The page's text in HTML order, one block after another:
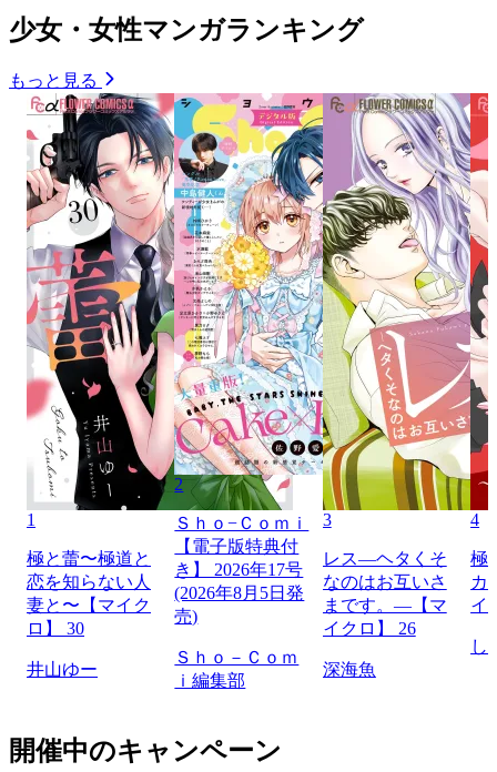
少女・女性マンガランキング
もっと見る
1
極と蕾〜極道と
恋を知らない人
妻と〜【マイク
ロ】 30
井山ゆー
2
Ｓｈｏ−Ｃｏｍｉ
【電子版特典付
き】 2026年17号
(2026年8月5日発
売)
Ｓｈｏ－Ｃｏｍ
ｉ編集部
3
レス―ヘタくそ
なのはお互いさ
まです。―【マ
イクロ】 26
深海魚
4
極
カ
イ
し
開催中のキャンペーン